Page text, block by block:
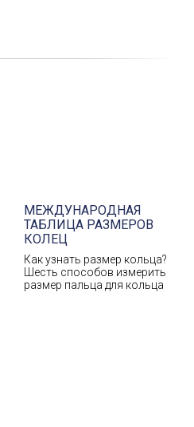
МЕЖДУНАРОДНАЯ
ТАБЛИЦА РАЗМЕРОВ
КОЛЕЦ
Как узнать размер кольца?
Шесть способов измерить
размер пальца для кольца